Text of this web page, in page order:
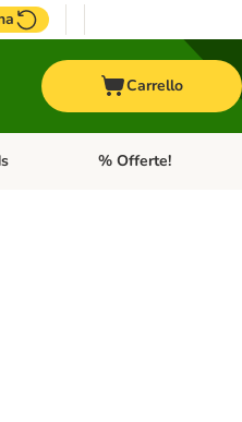
Carrello
CavalliApri Menu Categoria:
% Offerte!